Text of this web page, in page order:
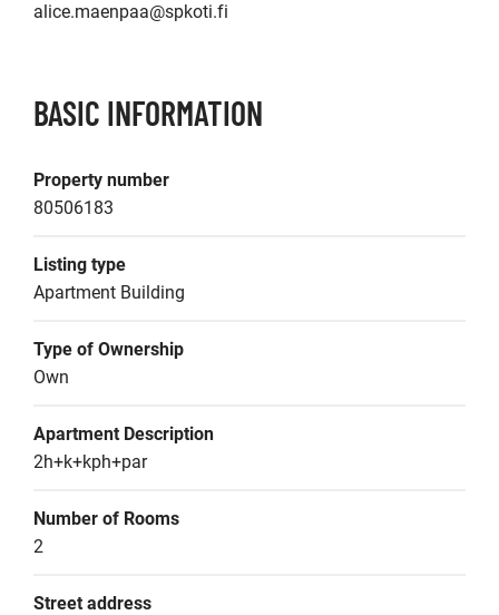
alice.maenpaa@spkoti.fi
BASIC INFORMATION
Property number
80506183
Listing type
Apartment Building
Type of Ownership
Own
Apartment Description
2h+k+kph+par
Number of Rooms
2
Street address